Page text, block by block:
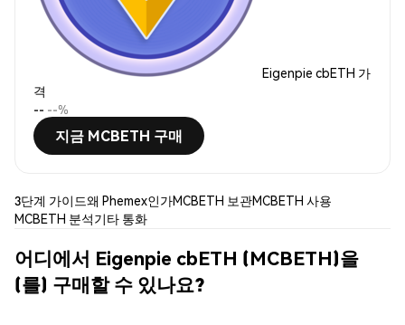
Eigenpie cbETH 가
격
-- --%
지금 MCBETH 구매
3단계 가이드왜 Phemex인가MCBETH 보관MCBETH 사용
MCBETH 분석기타 통화
어디에서 Eigenpie cbETH (MCBETH)을
(를) 구매할 수 있나요?